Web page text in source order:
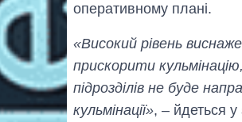
оперативному плані.
«Високий рівень
прискорити
підрозділів не буде
кульмінації», – йдеться у